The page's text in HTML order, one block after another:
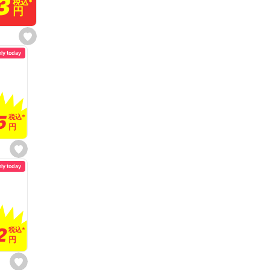
s
e
税込*
税込*
円
円
s
e
t
i
e
today
税込*
税込*
円
円
s
today
税込*
税込*
円
円